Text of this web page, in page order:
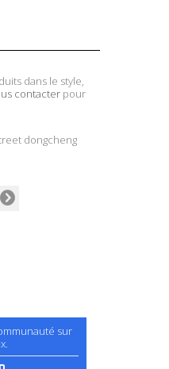
dans le style,
contacter pour
dongcheng
sur